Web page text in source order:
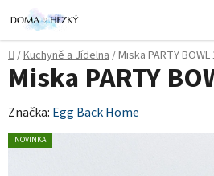
na
obsah
Domů
/Kuchyně a Jídelna/Miska PARTY BOWL
Miska PARTY
Značka: Egg Back Home
NOVINKA